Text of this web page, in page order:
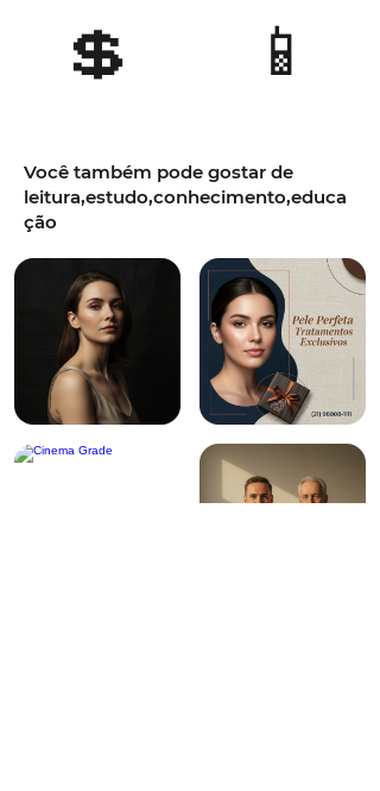
💲 📱
Você também pode gostar de
leitura,estudo,conhecimento,educa
ção